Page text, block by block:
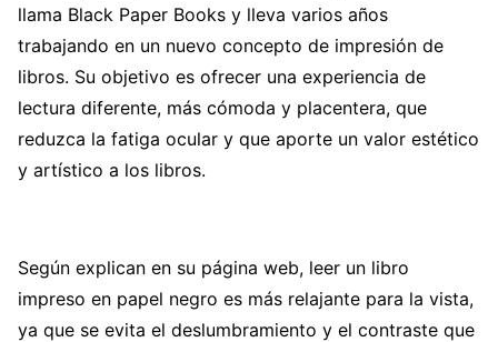
llama Black Paper Books y lleva varios años
trabajando en un nuevo concepto de impresión de
libros. Su objetivo es ofrecer una experiencia de
lectura diferente, más cómoda y placentera, que
reduzca la fatiga ocular y que aporte un valor estético
y artístico a los libros.
Según explican en su página web, leer un libro
impreso en papel negro es más relajante para la vista,
ya que se evita el deslumbramiento y el contraste que